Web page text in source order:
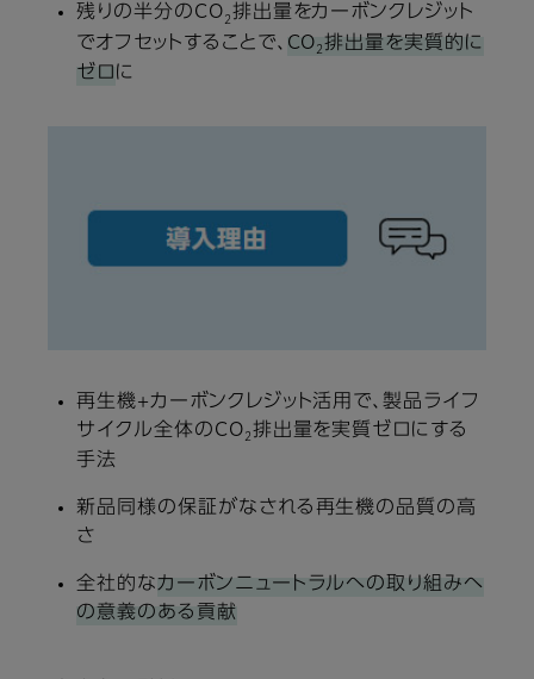
残りの半分のCO 2 排出量をカーボンクレジット
でオフセットすることで、 CO 2 排出量を実質的に
ゼロに
再生機+カーボンクレジット活用で、製品ライフ
サイクル全体のCO 2 排出量を実質ゼロにする
手法
新品同様の保証がなされる再生機の品質の高
さ
全社的なカーボンニュートラルへの取り組みへ
の意義のある貢献